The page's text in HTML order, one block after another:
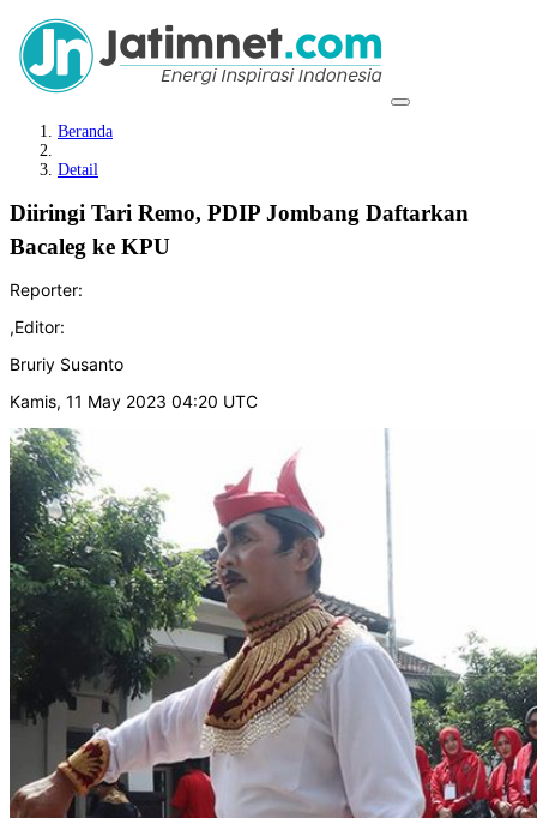
Beranda
Detail
Diiringi Tari Remo, PDIP Jombang Daftarkan
Bacaleg ke KPU
Reporter:
,Editor:
Bruriy Susanto
Kamis, 11 May 2023 04:20 UTC